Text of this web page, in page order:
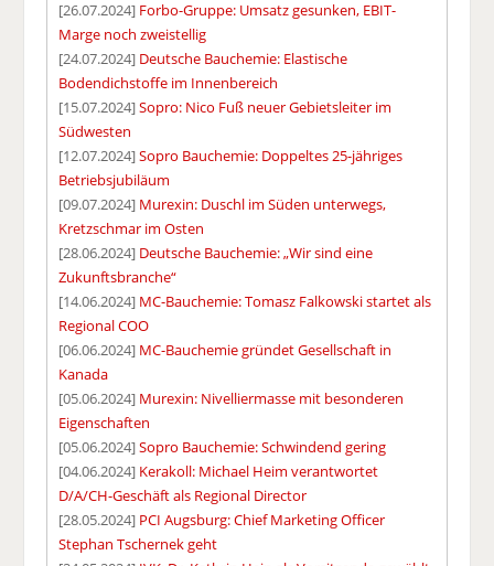
[26.07.2024] Forbo-Gruppe: Umsatz gesunken, EBIT-
Marge noch zweistellig
[24.07.2024] Deutsche Bauchemie: Elastische
Bodendichstoffe im Innenbereich
[15.07.2024]Sopro: Nico Fuß neuer Gebietsleiter im
Südwesten
[12.07.2024]Sopro Bauchemie: Doppeltes 25-jähriges
Betriebsjubiläum
[09.07.2024] Murexin: Duschl im Süden unterwegs,
Kretzschmar im Osten
[28.06.2024] Deutsche Bauchemie: „Wir sind eine
Zukunftsbranche“
[14.06.2024] MC-Bauchemie: Tomasz Falkowski startet als
Regional COO
[06.06.2024] MC-Bauchemie gründet Gesellschaft in
Kanada
[05.06.2024] Murexin: Nivelliermasse mit besonderen
Eigenschaften
[05.06.2024]Sopro Bauchemie: Schwindend gering
[04.06.2024] Kerakoll: Michael Heim verantwortet
D/A/CH-Geschäft als Regional Director
[28.05.2024] PCI Augsburg: Chief Marketing Officer
Stephan Tschernek geht